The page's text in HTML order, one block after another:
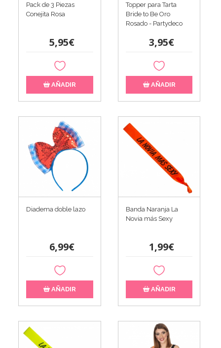
Pack de 3 Piezas
Conejita Rosa
5,95€
AÑADIR
Topper para Tarta
Bride to Be Oro
Rosado - Partydeco
3,95€
AÑADIR
Diadema doble lazo
6,99€
AÑADIR
Banda Naranja La
Novia más Sexy
1,99€
AÑADIR